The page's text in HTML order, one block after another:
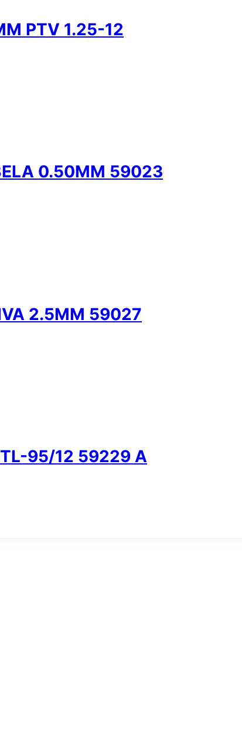
PTV 1.25-12
0.50MM 59023
2.5MM 59027
95/12 59229 A